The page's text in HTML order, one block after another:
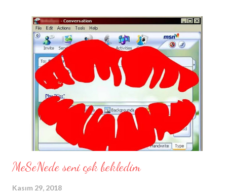
yankesici soyar seni, çünkü sürekli yanlış zamanda yanlış yerdesindir.
Bir yerlerde koza bırakan kelebeğin kanatlarına mandal taktıkça, kendi
yankesicinin yevmiyesini ötekileştirdiğine parsellersin. Özetle, salça
üzerinde yeşermiş mikro orman gibidir hayatta kapladığın yerin;
ayrıca yükselenin bile hesapta yanlış, zaten sandığın gibi 'baykuş'
burcu bi...
MeSeNede seni çok bekledim
Kasım 29, 2018